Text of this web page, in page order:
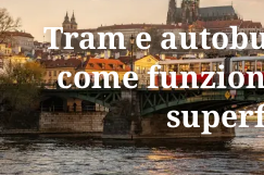
Tram e
come